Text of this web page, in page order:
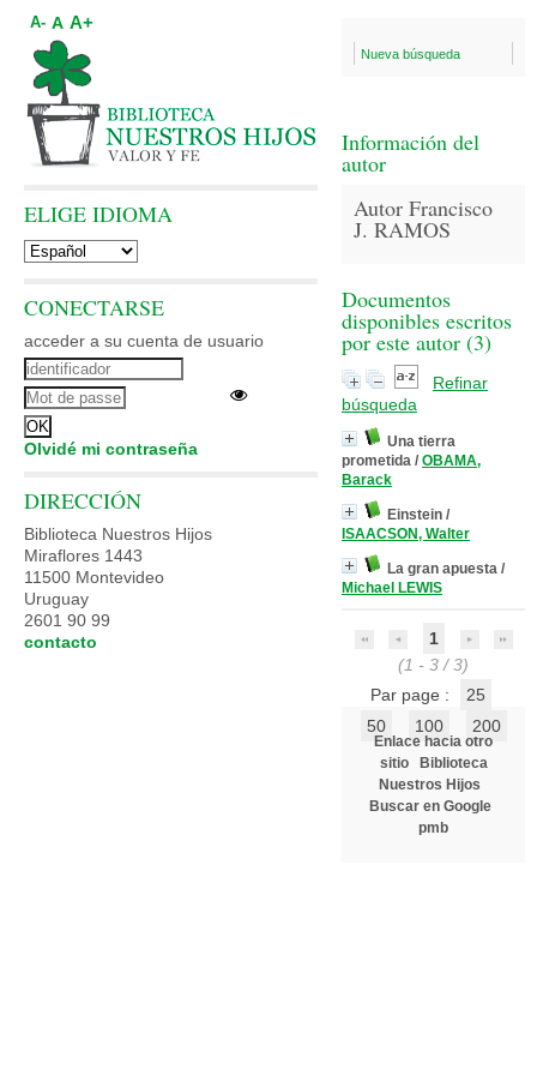
Nueva búsqueda
Información del
autor
Autor Francisco
J. RAMOS
Documentos
disponibles escritos
por este autor (3)
Refinar
búsqueda
Una tierra
prometida / OBAMA,
Barack
Einstein /
ISAACSON, Walter
La gran apuesta /
Michael LEWIS
1
(1 - 3 / 3)
Par page :
25
50
100 200
Enlace hacia otro
sitio
Biblioteca
Nuestros Hijos
Buscar en Google
pmb
A- A A+
ELIGE IDIOMA
CONECTARSE
acceder a su cuenta de usuario
Olvidé mi contraseña
DIRECCIÓN
Biblioteca Nuestros Hijos
Miraflores 1443
11500 Montevideo
Uruguay
2601 90 99
contacto